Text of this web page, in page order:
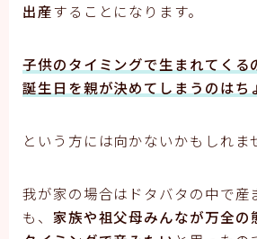
出産することになります。
子供のタイミングで生まれてくる
誕生日を親が決めてしまうのはち
という方には向かないかもしれま
我が家の場合はドタバタの中で産
も、 家族や祖父母みんなが万全の